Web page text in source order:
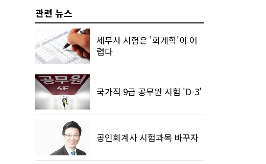
관련 뉴스
세무사 시험은 '회계학'이 어
렵다
국가직 9급 공무원 시험 'D-3'
공인회계사 시험과목 바꾸자